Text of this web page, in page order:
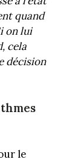
quand
on lui
cela
décision
le